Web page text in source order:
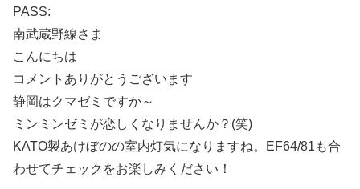
PASS:
南武蔵野線さま
こんにちは
コメントありがとうございます
静岡はクマゼミですか～
ミンミンゼミが恋しくなりませんか？(笑)
KATO製あけぼのの室内灯気になりますね。EF64/81も合
わせてチェックをお楽しみください！